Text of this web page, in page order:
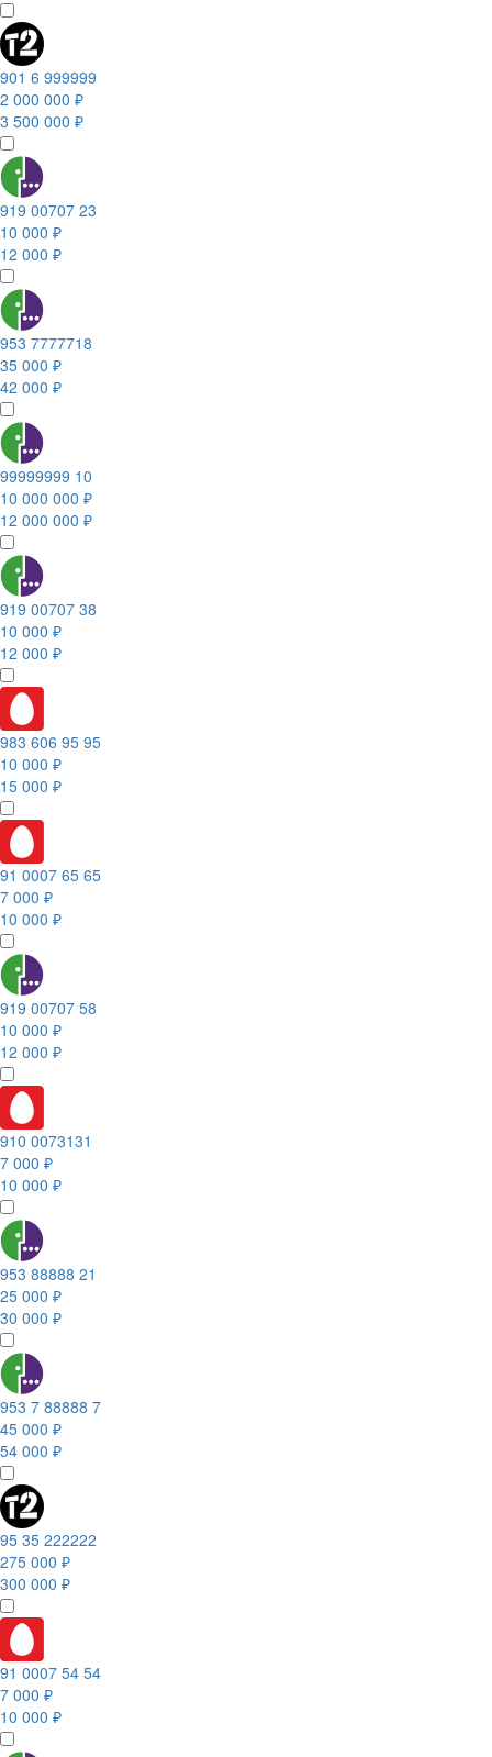
901 6 999999
2 000 000 ₽
3 500 000 ₽
919 00707 23
10 000 ₽
12 000 ₽
953 7777718
35 000 ₽
42 000 ₽
99999999 10
10 000 000 ₽
12 000 000 ₽
919 00707 38
10 000 ₽
12 000 ₽
983 606 95 95
10 000 ₽
15 000 ₽
91 0007 65 65
7 000 ₽
10 000 ₽
919 00707 58
10 000 ₽
12 000 ₽
910 0073131
7 000 ₽
10 000 ₽
953 88888 21
25 000 ₽
30 000 ₽
953 7 88888 7
45 000 ₽
54 000 ₽
95 35 222222
275 000 ₽
300 000 ₽
91 0007 54 54
7 000 ₽
10 000 ₽